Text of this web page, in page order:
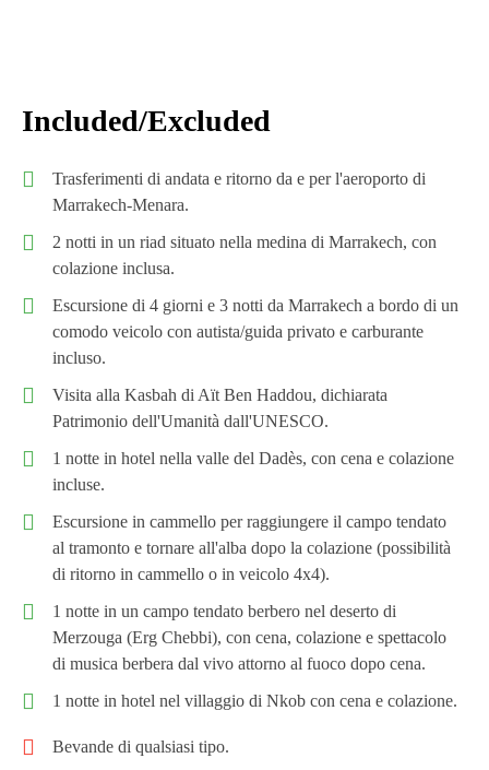
Included/Excluded
Trasferimenti di andata e ritorno da e per l'aeroporto di
Marrakech-Menara.
2 notti in un riad situato nella medina di Marrakech, con
colazione inclusa.
Escursione di 4 giorni e 3 notti da Marrakech a bordo di un
comodo veicolo con autista/guida privato e carburante
incluso.
Visita alla Kasbah di Aït Ben Haddou, dichiarata
Patrimonio dell'Umanità dall'UNESCO.
1 notte in hotel nella valle del Dadès, con cena e colazione
incluse.
Escursione in cammello per raggiungere il campo tendato
al tramonto e tornare all'alba dopo la colazione (possibilità
di ritorno in cammello o in veicolo 4x4).
1 notte in un campo tendato berbero nel deserto di
Merzouga (Erg Chebbi), con cena, colazione e spettacolo
di musica berbera dal vivo attorno al fuoco dopo cena.
1 notte in hotel nel villaggio di Nkob con cena e colazione.
Bevande di qualsiasi tipo.